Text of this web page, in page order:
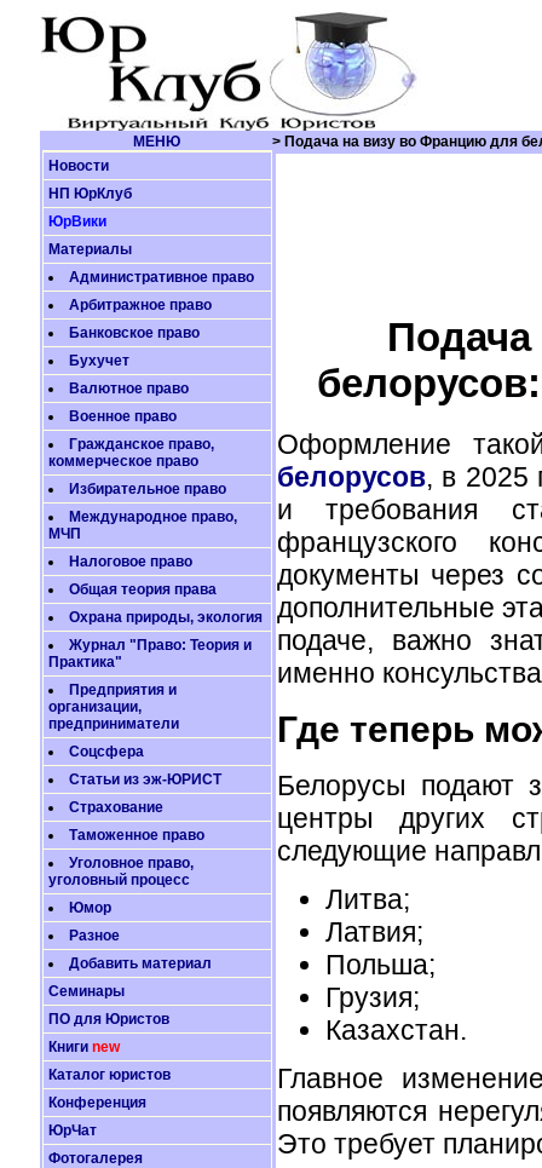
МЕНЮ
> Подача на визу во Францию для
Новости
НП ЮрКлуб
ЮрВики
Материалы
Административное право
Арбитражное право
Банковское право
Бухучет
Валютное право
Военное право
Гражданское право,
коммерческое право
Избирательное право
Международное право,
МЧП
Налоговое право
Общая теория права
Охрана природы, экология
Журнал "Право: Теория и
Практика"
Предприятия и
организации,
предприниматели
Соцсфера
Статьи из эж-ЮРИСТ
Страхование
Таможенное право
Уголовное право,
уголовный процесс
Юмор
Разное
Добавить материал
Семинары
ПО для Юристов
Книги new
Каталог юристов
Конференция
ЮрЧат
Фотогалерея
Оформление
белорусов, в 2025
и требования
французского
документы через
дополнительные
подаче, важно
именно
Где теперь
Белорусы подают
центры других
следующие
Литва;
Латвия;
Польша;
Грузия;
Казахстан.
Главное
появляются
Это требует